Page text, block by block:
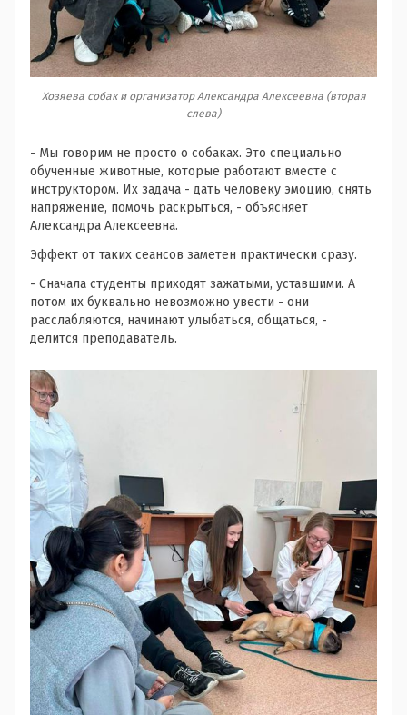
Хозяева собак и организатор Александра Алексеевна (вторая
слева)
- Мы говорим не просто о собаках. Это специально
обученные животные, которые работают вместе с
инструктором. Их задача - дать человеку эмоцию, снять
напряжение, помочь раскрыться, - объясняет
Александра Алексеевна.
Эффект от таких сеансов заметен практически сразу.
- Сначала студенты приходят зажатыми, уставшими. А
потом их буквально невозможно увести - они
расслабляются, начинают улыбаться, общаться, -
делится преподаватель.